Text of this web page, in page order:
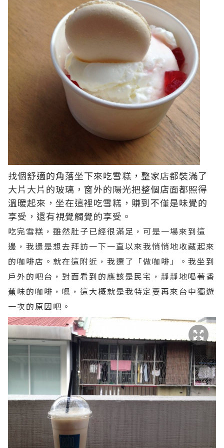
找個舒適的角落坐下來吃雪糕，整家店都裝滿了
大片大片的玻璃，窗外的陽光把整個店面都照得
溫暖起來，坐在這裡吃雪糕，賺到不僅是味覺的
享受，還有視覺觸覺的享受。
吃完雪糕，雖然肚子已經很滿足，可是一場來到這
邊，我還是想去拜訪一下一直以來我悄悄地收藏起來
的咖啡店。就在這附近，我選了「做咖啡」。我坐到
戶外的吧台，對面看到的應該是民宅，靜靜地喝著香
蕉味的咖啡，嗯，這大概就是我特定要再來台中獨遊
一次的原因吧。